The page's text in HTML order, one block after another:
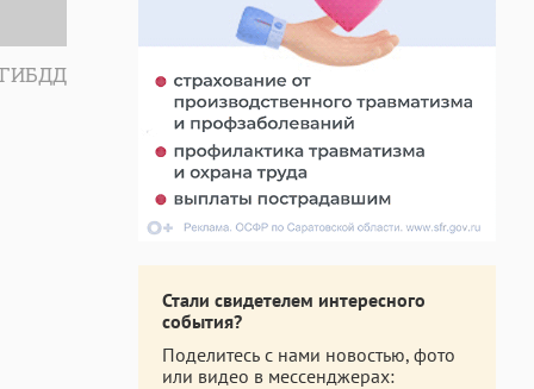
Стали свидетелем интересного
события?
Поделитесь с нами новостью, фото
или видео в мессенджерах: